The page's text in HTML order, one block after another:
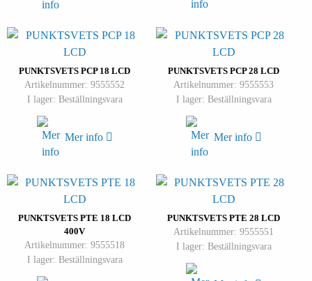
PUNKTSVETS PCP 18 LCD
Artikelnummer: 9555552
I lager: Beställningsvara
Mer info
PUNKTSVETS PCP 28 LCD
Artikelnummer: 9555553
I lager: Beställningsvara
Mer info
PUNKTSVETS PTE 18 LCD
400V
Artikelnummer: 9555518
I lager: Beställningsvara
PUNKTSVETS PTE 28 LCD
Artikelnummer: 9555551
I lager: Beställningsvara